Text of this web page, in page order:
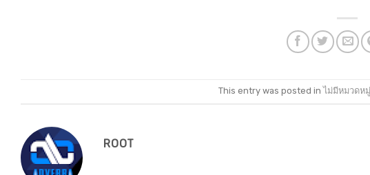
This entry was posted inไม่มีหมวดหมู่
ROOT